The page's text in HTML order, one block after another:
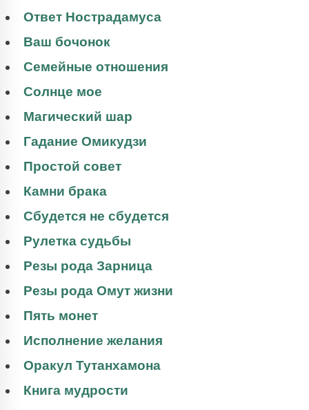
Ответ Нострадамуса
Ваш бочонок
Семейные отношения
Солнце мое
Магический шар
Гадание Омикудзи
Простой совет
Камни брака
Сбудется не сбудется
Рулетка судьбы
Резы рода Зарница
Резы рода Омут жизни
Пять монет
Исполнение желания
Оракул Тутанхамона
Книга мудрости